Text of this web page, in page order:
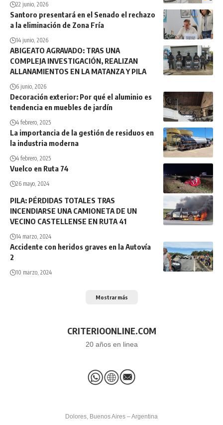
22 junio, 2026
Santoro presentará en el Senado el rechazo
a la eliminación de Zona Fría
14 junio, 2026
ABIGEATO AGRAVADO: TRAS UNA
COMPLEJA INVESTIGACIÓN, REALIZAN
ALLANAMIENTOS EN LA MATANZA Y PILA
6 junio, 2026
Decoración exterior: Por qué el aluminio es
tendencia en muebles de jardín
4 febrero, 2025
La importancia de la gestión de residuos en
la industria moderna
4 febrero, 2025
Vuelco en Ruta 74
26 mayo, 2024
PILA: PÉRDIDAS TOTALES TRAS
INCENDIARSE UNA CAMIONETA DE UN
VECINO CASTELLENSE EN RUTA 41
14 marzo, 2024
Accidente con heridos graves en la Autovía
2
10 marzo, 2024
Mostrar más
CRITERIOONLINE.COM
20 años en linea
Dolores, Buenos Aires – Argentina